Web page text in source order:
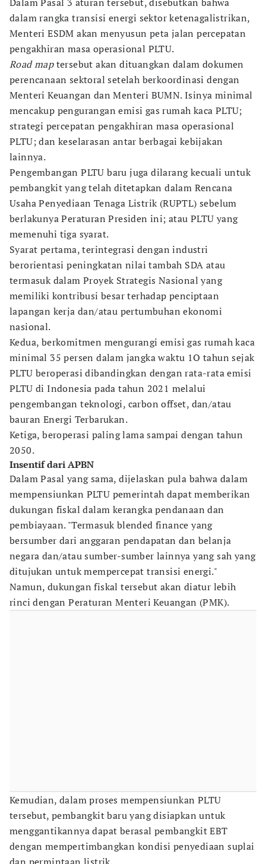
dalam rangka transisi energi sektor ketenagalistrikan,
Menteri ESDM akan menyusun peta jalan percepatan
pengakhiran masa operasional PLTU.
Road maptersebut akan dituangkan dalam dokumen
perencanaan sektoral setelah berkoordinasi dengan
Menteri Keuangan dan Menteri BUMN. Isinya minimal
mencakup pengurangan emisi gas rumah kaca PLTU;
strategi percepatan pengakhiran masa operasional
PLTU; dan keselarasan antar berbagai kebijakan
lainnya.
Pengembangan PLTU baru juga dilarang kecuali untuk
pembangkit yang telah ditetapkan dalam Rencana
Usaha Penyediaan Tenaga Listrik (RUPTL) sebelum
berlakunya Peraturan Presiden ini; atau PLTU yang
memenuhi tiga syarat.
Syarat pertama, terintegrasi dengan industri
berorientasi peningkatan nilai tambah SDA atau
termasuk dalam Proyek Strategis Nasional yang
memiliki kontribusi besar terhadap penciptaan
lapangan kerja dan/atau pertumbuhan ekonomi
nasional.
Kedua, berkomitmen mengurangi emisi gas rumah kaca
minimal 35 persen dalam jangka waktu 1O tahun sejak
PLTU beroperasi dibandingkan dengan rata-rata emisi
PLTU di Indonesia pada tahun 2021 melalui
pengembangan teknologi, carbon offset, dan/atau
bauran Energi Terbarukan.
Ketiga, beroperasi paling lama sampai dengan tahun
2050.
Insentif dari APBN
Dalam Pasal yang sama, dijelaskan pula bahwa dalam
mempensiunkan PLTU pemerintah dapat memberikan
dukungan fiskal dalam kerangka pendanaan dan
pembiayaan. "Termasuk blended finance yang
bersumber dari anggaran pendapatan dan belanja
negara dan/atau sumber-sumber lainnya yang sah yang
ditujukan untuk mempercepat transisi energi."
Namun, dukungan fiskal tersebut akan diatur lebih
rinci dengan Peraturan Menteri Keuangan (PMK).
Kemudian, dalam proses mempensiunkan PLTU
tersebut, pembangkit baru yang disiapkan untuk
menggantikannya dapat berasal pembangkit EBT
dengan mempertimbangkan kondisi penyediaan suplai